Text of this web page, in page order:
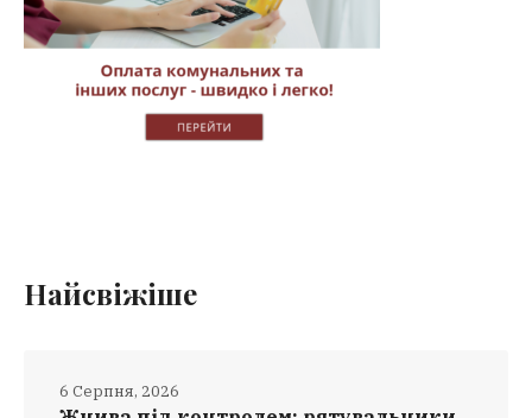
Найсвіжіше
6 Серпня, 2026